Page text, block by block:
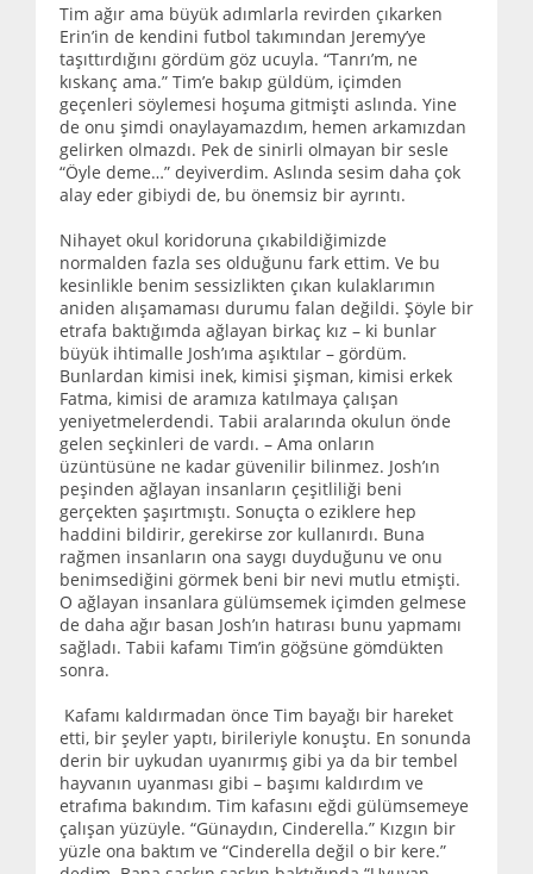
Tim ağır ama büyük adımlarla revirden çıkarken
Erin’in de kendini futbol takımından Jeremy’ye
taşıttırdığını gördüm göz ucuyla. “Tanrı’m, ne
kıskanç ama.” Tim’e bakıp güldüm, içimden
geçenleri söylemesi hoşuma gitmişti aslında. Yine
de onu şimdi onaylayamazdım, hemen arkamızdan
gelirken olmazdı. Pek de sinirli olmayan bir sesle
“Öyle deme…” deyiverdim. Aslında sesim daha çok
alay eder gibiydi de, bu önemsiz bir ayrıntı.
Nihayet okul koridoruna çıkabildiğimizde
normalden fazla ses olduğunu fark ettim. Ve bu
kesinlikle benim sessizlikten çıkan kulaklarımın
aniden alışamaması durumu falan değildi. Şöyle bir
etrafa baktığımda ağlayan birkaç kız – ki bunlar
büyük ihtimalle Josh’ıma aşıktılar – gördüm.
Bunlardan kimisi inek, kimisi şişman, kimisi erkek
Fatma, kimisi de aramıza katılmaya çalışan
yeniyetmelerdendi. Tabii aralarında okulun önde
gelen seçkinleri de vardı. – Ama onların
üzüntüsüne ne kadar güvenilir bilinmez. Josh’ın
peşinden ağlayan insanların çeşitliliği beni
gerçekten şaşırtmıştı. Sonuçta o eziklere hep
haddini bildirir, gerekirse zor kullanırdı. Buna
rağmen insanların ona saygı duyduğunu ve onu
benimsediğini görmek beni bir nevi mutlu etmişti.
O ağlayan insanlara gülümsemek içimden gelmese
de daha ağır basan Josh’ın hatırası bunu yapmamı
sağladı. Tabii kafamı Tim’in göğsüne gömdükten
sonra.
Kafamı kaldırmadan önce Tim bayağı bir hareket
etti, bir şeyler yaptı, birileriyle konuştu. En sonunda
derin bir uykudan uyanırmış gibi ya da bir tembel
hayvanın uyanması gibi – başımı kaldırdım ve
etrafıma bakındım. Tim kafasını eğdi gülümsemeye
çalışan yüzüyle. “Günaydın, Cinderella.” Kızgın bir
yüzle ona baktım ve “Cinderella değil o bir kere.”